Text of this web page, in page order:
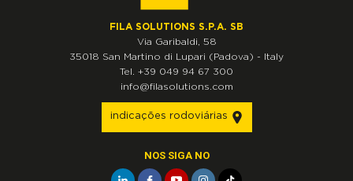
FILA SOLUTIONS S.P.A. SB
Via Garibaldi, 58
35018 San Martino di Lupari (Padova) -
Italy
Tel. +39 049 94 67 300
info@filasolutions.com
indicações rodoviárias
NOS SIGA NO